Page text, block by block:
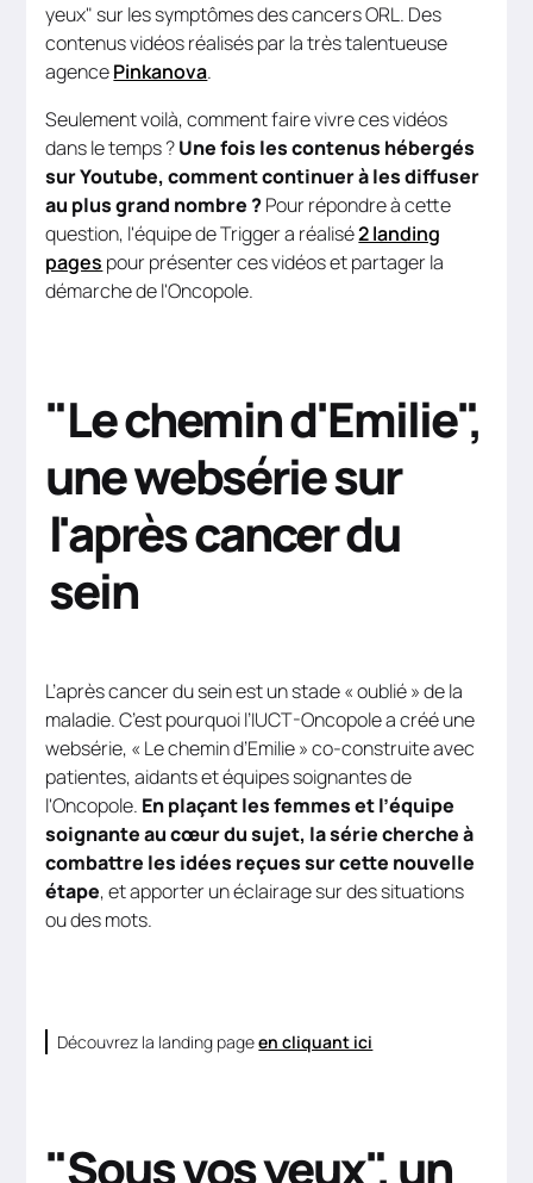
yeux" sur les symptômes des cancers ORL. Des
contenus vidéos réalisés par la très talentueuse
agencePinkanova.
Seulement voilà, comment faire vivre ces vidéos
dans le temps ?Une fois les contenus hébergés
sur Youtube, comment continuer à les diffuser
au plus grand nombre ?Pour répondre à cette
question, l'équipe de Trigger a réalisé2 landing
pages pour présenter ces vidéos et partager la
démarche de l'Oncopole.
"Le chemin d'Emilie",
une websérie sur
l'après cancer du
sein
L’après cancer du sein est un stade « oublié » de la
maladie. C’est pourquoi l’IUCT-Oncopole a créé une
websérie, « Le chemin d’Emilie » co-construite avec
patientes, aidants et équipes soignantes de
l'Oncopole. En plaçant les femmes et l’équipe
soignante au cœur du sujet, la série cherche à
combattre les idées reçues sur cette nouvelle
étape, et apporter un éclairage sur des situations
ou des mots.
Découvrez la landing pageen cliquant ici
"Sous vos yeux", un